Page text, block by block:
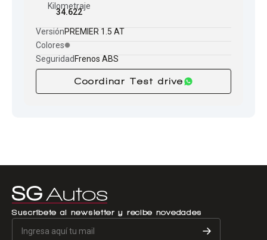
Kilometraje
34.622
VersiónPREMIER 1.5 AT
Colores
SeguridadFrenos ABS
Coordinar Test drive
Suscríbete al newsletter y recibe novedades